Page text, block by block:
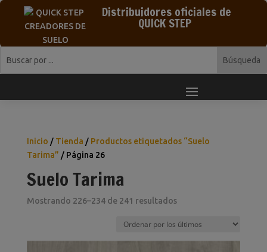
Distribuidores oficiales de
QUICK STEP
Inicio / Tienda / Productos etiquetados “Suelo
Tarima” / Página 26
Suelo Tarima
Mostrando 226–234 de 241 resultadosOrdenado
los
últimos